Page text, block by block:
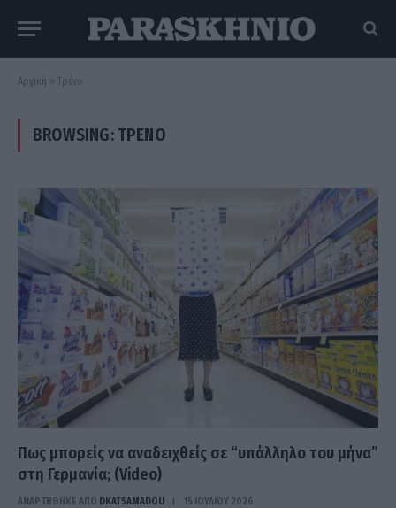
Αρχική » Τρένο
BROWSING: ΤΡΈΝΟ
Πως μπορείς να αναδειχθείς σε “υπάλληλο του μήνα”
στη Γερμανία; (Video)
ΑΝΑΡΤΗΘΗΚΕ ΑΠΟ DKATSAMADOU 15 ΙΟΥΛΊΟΥ 2026